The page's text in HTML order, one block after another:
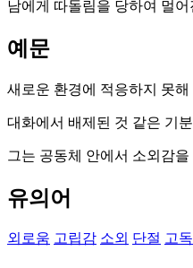
남에게 따돌림을 당하여 멀어
예문
새로운 환경에 적응하지 못
대화에서 배제된 것 같은 기
그는 공동체 안에서 소외감
유의어
외로움 고립감 소외 단절 고